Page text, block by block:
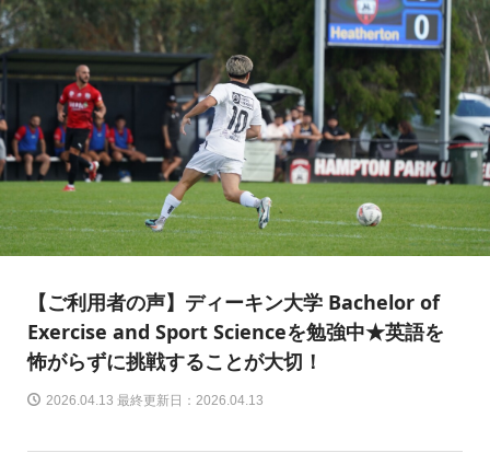
【ご利用者の声】ディーキン大学 Bachelor of
Exercise and Sport Scienceを勉強中★英語を
怖がらずに挑戦することが大切！
2026.04.13 最終更新日：2026.04.13